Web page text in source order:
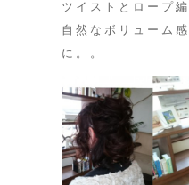
ツイストとロープ
自然なボリューム
に。。